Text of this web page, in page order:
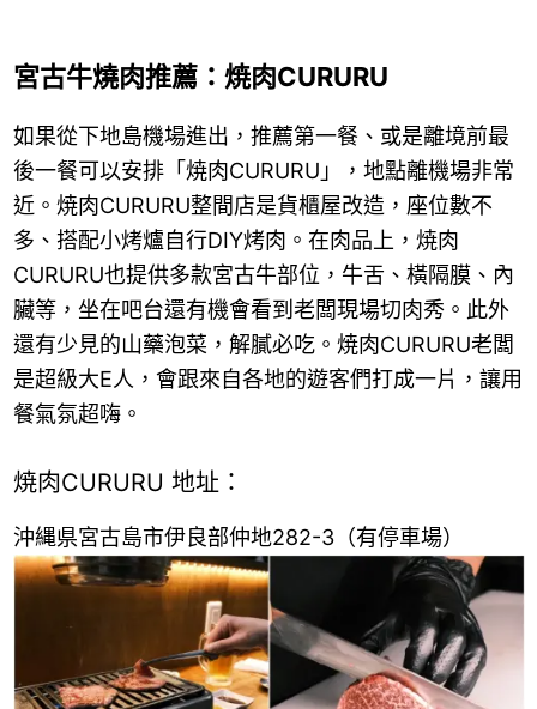
宮古牛燒肉推薦：焼肉CURURU
如果從下地島機場進出，推薦第一餐、或是離境前最
後一餐可以安排「焼肉CURURU」，地點離機場非常
近。焼肉CURURU整間店是貨櫃屋改造，座位數不
多、搭配小烤爐自行DIY烤肉。在肉品上，焼肉
CURURU也提供多款宮古牛部位，牛舌、橫隔膜、內
臟等，坐在吧台還有機會看到老闆現場切肉秀。此外
還有少見的山藥泡菜，解膩必吃。焼肉CURURU老闆
是超級大E人，會跟來自各地的遊客們打成一片，讓用
餐氣氛超嗨。
焼肉CURURU 地址：
沖縄県宮古島市伊良部仲地282-3（有停車場）